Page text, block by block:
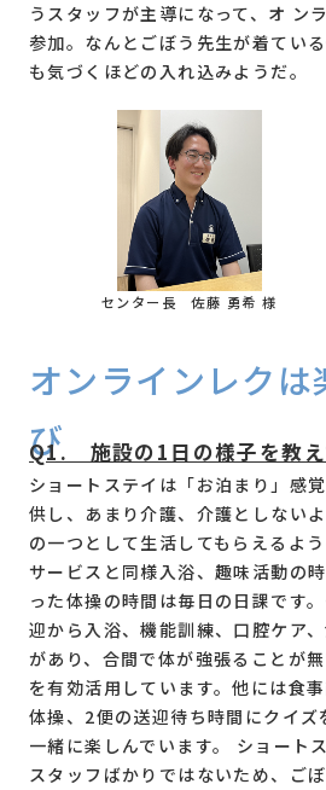
おすすめプログラム
介護予防教室向け
おすすめプログラム
うスタッフが主導になって、オ ン
参加。なんとごぼう先生が着てい
も気づくほどの入れ込みようだ。
センター長 佐藤 勇希 様
オンラインレクは
び
Q1. 施設の1日の様子を教え
ショートステイは「お泊まり」感
供し、あまり介護、介護としない
の一つとして生活してもらえるよ
サービスと同様入浴、趣味活動の
った体操の時間は毎日の日課です
迎から入浴、機能訓練、口腔ケア
があり、合間で体が強張ることが
を有効活用しています。他には食
体操、2便の送迎待ち時間にクイズ
一緒に楽しんでいます。 ショート
スタッフばかりではないため、ご